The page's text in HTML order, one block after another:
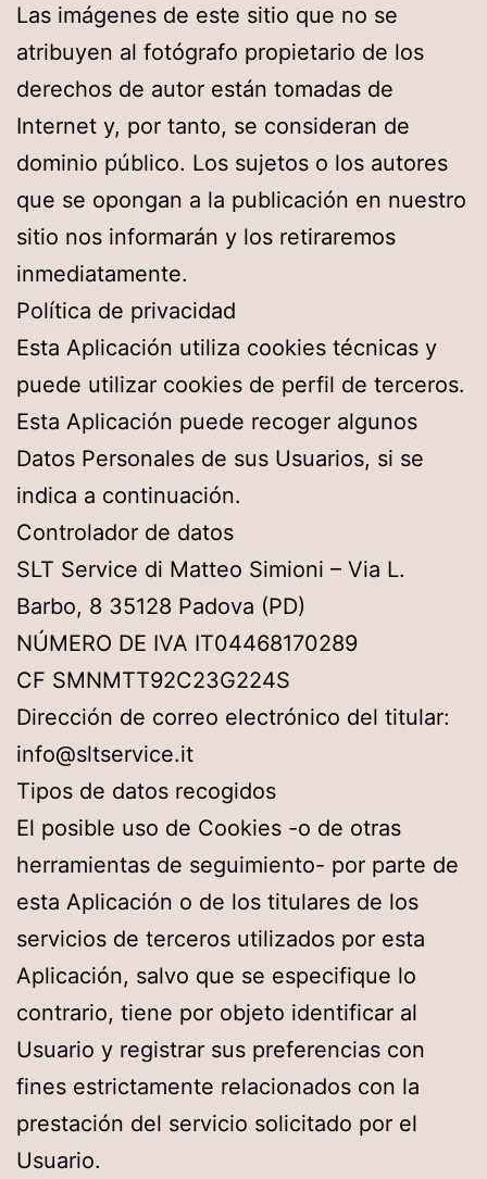
Las imágenes de este sitio que no se
atribuyen al fotógrafo propietario de los
derechos de autor están tomadas de
Internet y, por tanto, se consideran de
dominio público. Los sujetos o los autores
que se opongan a la publicación en nuestro
sitio nos informarán y los retiraremos
inmediatamente.
Política de privacidad
Esta Aplicación utiliza cookies técnicas y
puede utilizar cookies de perfil de terceros.
Esta Aplicación puede recoger algunos
Datos Personales de sus Usuarios, si se
indica a continuación.
Controlador de datos
SLT Service di Matteo Simioni – Via L.
Barbo, 8 35128 Padova (PD)
NÚMERO DE IVA IT04468170289
CF SMNMTT92C23G224S
Dirección de correo electrónico del titular:
info@sltservice.it
Tipos de datos recogidos
El posible uso de Cookies -o de otras
herramientas de seguimiento- por parte de
esta Aplicación o de los titulares de los
servicios de terceros utilizados por esta
Aplicación, salvo que se especifique lo
contrario, tiene por objeto identificar al
Usuario y registrar sus preferencias con
fines estrictamente relacionados con la
prestación del servicio solicitado por el
Usuario.